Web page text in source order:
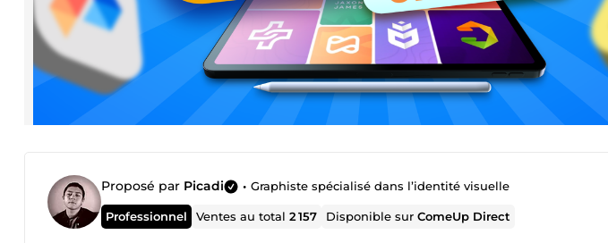
Proposé par Picadi • Graphiste spécialisé dans l’identité visuelle
Professionnel Ventes au total2 157 Disponible surComeUp Direct